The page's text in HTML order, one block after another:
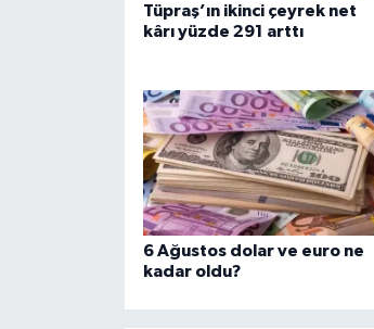
Tüpraş’ın ikinci çeyrek net
kârı yüzde 291 arttı
6 Ağustos dolar ve euro ne
kadar oldu?